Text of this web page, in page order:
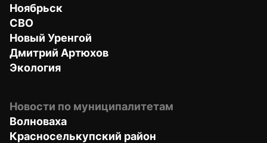
Ноябрьск
СВО
Новый Уренгой
Дмитрий Артюхов
Экология
Новости по муниципалитетам
Волноваха
Красноселькупский район